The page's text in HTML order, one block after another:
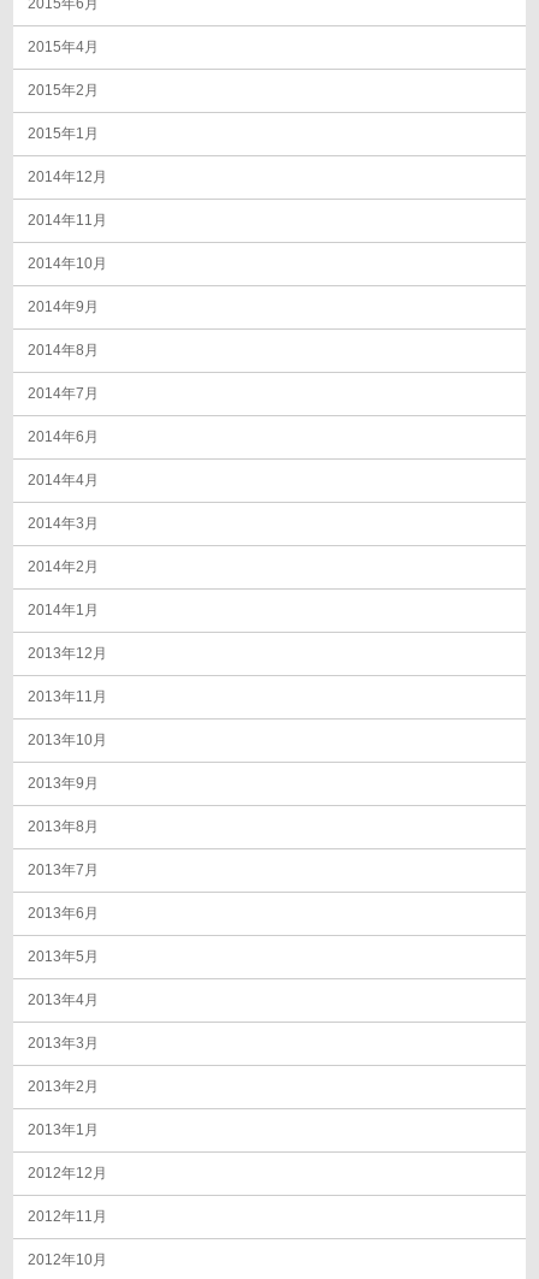
2015年6月
2015年4月
2015年2月
2015年1月
2014年12月
2014年11月
2014年10月
2014年9月
2014年8月
2014年7月
2014年6月
2014年4月
2014年3月
2014年2月
2014年1月
2013年12月
2013年11月
2013年10月
2013年9月
2013年8月
2013年7月
2013年6月
2013年5月
2013年4月
2013年3月
2013年2月
2013年1月
2012年12月
2012年11月
2012年10月